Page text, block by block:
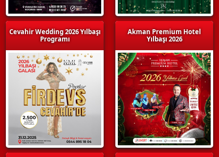
Cevahir Wedding 2026 Yılbaşı
Programı
Akman Premium Hotel
Yılbaşı 2026